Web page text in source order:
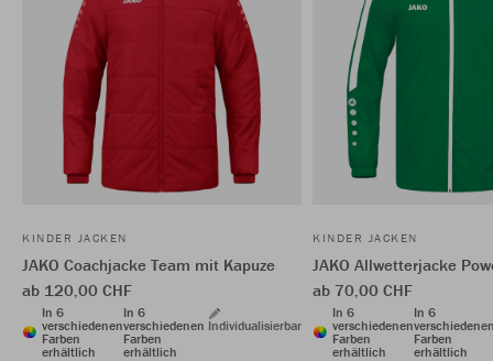
KINDER JACKEN
JAKO Coachjacke Team mit Kapuze
ab 120,00 CHF
In 6
verschiedenen
Farben
erhältlich
In 6
verschiedenen
Farben
erhältlich
Individualisierbar
KINDER JACKEN
JAKO Allwetterjacke
ab 70,00 CHF
In 6
verschiedenen
Farben
erhältlich
In 6
Farben
erhältlich